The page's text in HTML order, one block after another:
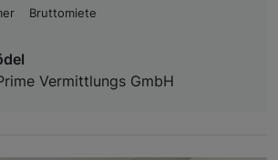
Bruttomiete
Vermittlungs GmbH